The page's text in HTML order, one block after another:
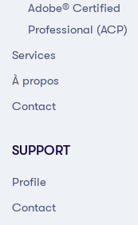
Adobe® Certified
Professional (ACP)
Services
À propos
Contact
SUPPORT
Profile
Contact